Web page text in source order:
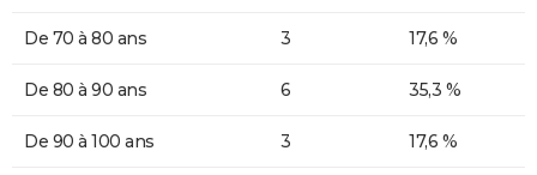
De 70 à 80 ans 3 17,6 %
De 80 à 90 ans 6 35,3 %
De 90 à 100 ans 3 17,6 %